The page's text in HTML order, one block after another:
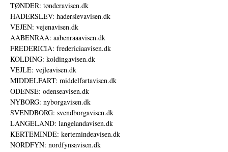
TØNDER: tønderavisen.dk
HADERSLEV: haderslevavisen.dk
VEJEN: vejenavisen.dk
AABENRAA: aabenraaavisen.dk
FREDERICIA: fredericiaavisen.dk
KOLDING: koldingavisen.dk
VEJLE: vejleavisen.dk
MIDDELFART: middelfartavisen.dk
ODENSE: odenseavisen.dk
NYBORG: nyborgavisen.dk
SVENDBORG: svendborgavisen.dk
LANGELAND: langelandavisen.dk
KERTEMINDE: kertemindeavisen.dk
NORDFYN: nordfynsavisen.dk